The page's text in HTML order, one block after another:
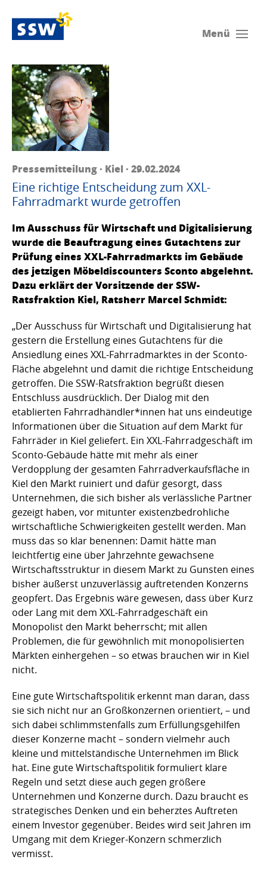
Menü
Pressemitteilung · Kiel · 29.02.2024
Eine richtige Entscheidung zum XXL-
Fahrradmarkt wurde getroffen
Im Ausschuss für Wirtschaft und Digitalisierung
wurde die Beauftragung eines Gutachtens zur
Prüfung eines XXL-Fahrradmarkts im Gebäude
des jetzigen Möbeldiscounters Sconto abgelehnt.
Dazu erklärt der Vorsitzende der SSW-
Ratsfraktion Kiel, Ratsherr Marcel Schmidt:
„Der Ausschuss für Wirtschaft und Digitalisierung hat
gestern die Erstellung eines Gutachtens für die
Ansiedlung eines XXL-Fahrradmarktes in der Sconto-
Fläche abgelehnt und damit die richtige Entscheidung
getroffen. Die SSW-Ratsfraktion begrüßt diesen
Entschluss ausdrücklich. Der Dialog mit den
etablierten Fahrradhändler*innen hat uns eindeutige
Informationen über die Situation auf dem Markt für
Fahrräder in Kiel geliefert. Ein XXL-Fahrradgeschäft im
Sconto-Gebäude hätte mit mehr als einer
Verdopplung der gesamten Fahrradverkaufsfläche in
Kiel den Markt ruiniert und dafür gesorgt, dass
Unternehmen, die sich bisher als verlässliche Partner
gezeigt haben, vor mitunter existenzbedrohliche
wirtschaftliche Schwierigkeiten gestellt werden. Man
muss das so klar benennen: Damit hätte man
leichtfertig eine über Jahrzehnte gewachsene
Wirtschaftsstruktur in diesem Markt zu Gunsten eines
bisher äußerst unzuverlässig auftretenden Konzerns
geopfert. Das Ergebnis wäre gewesen, dass über Kurz
oder Lang mit dem XXL-Fahrradgeschäft ein
Monopolist den Markt beherrscht; mit allen
Problemen, die für gewöhnlich mit monopolisierten
Märkten einhergehen – so etwas brauchen wir in Kiel
nicht.
Eine gute Wirtschaftspolitik erkennt man daran, dass
sie sich nicht nur an Großkonzernen orientiert, – und
sich dabei schlimmstenfalls zum Erfüllungsgehilfen
dieser Konzerne macht – sondern vielmehr auch
kleine und mittelständische Unternehmen im Blick
hat. Eine gute Wirtschaftspolitik formuliert klare
Regeln und setzt diese auch gegen größere
Unternehmen und Konzerne durch. Dazu braucht es
strategisches Denken und ein beherztes Auftreten
einem Investor gegenüber. Beides wird seit Jahren im
Umgang mit dem Krieger-Konzern schmerzlich
vermisst.